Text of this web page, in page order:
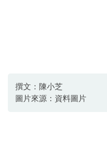
撰文：陳小芝
圖片來源：資料圖片